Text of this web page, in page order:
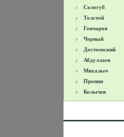
Сологуб
Толстой
Гончаров
Черный
Достоевский
Абдуллаев
Михалыч
Пронин
Колычев